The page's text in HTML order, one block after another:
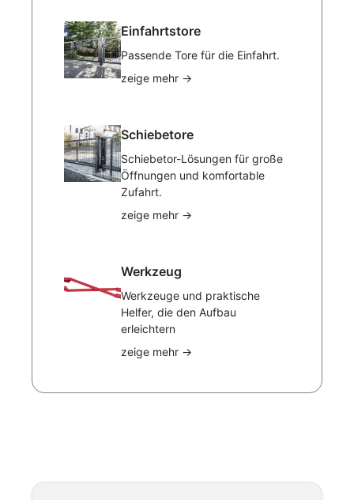
Einfahrtstore
Passende Tore für die Einfahrt.
zeige mehr →
Schiebetore
Schiebetor-Lösungen für große
Öffnungen und komfortable
Zufahrt.
zeige mehr →
Werkzeug
Werkzeuge und praktische
Helfer, die den Aufbau
erleichtern
zeige mehr →